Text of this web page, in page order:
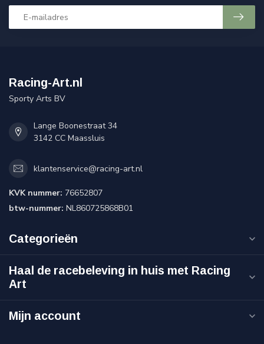
Racing-Art.nl
Sporty Arts BV
Lange Boonestraat 34
3142 CC Maassluis
klantenservice@racing-art.nl
KVK nummer: 76652807
btw-nummer: NL860725868B01
Categorieën
Haal de racebeleving in huis met Racing
Art
Mijn account